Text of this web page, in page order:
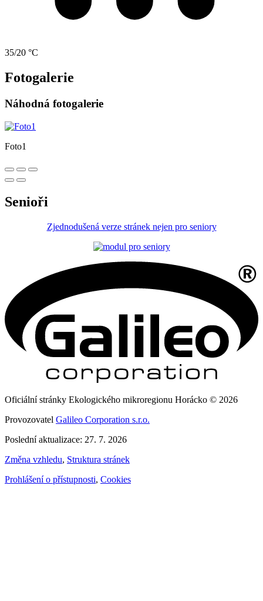
35/20 °C
Fotogalerie
Náhodná fotogalerie
Foto1
Senioři
Zjednodušená verze stránek nejen pro seniory
Oficiální stránky Ekologického mikroregionu Horácko © 2026
Provozovatel Galileo Corporation s.r.o.
Poslední aktualizace: 27. 7. 2026
Změna vzhledu, Struktura stránek
Prohlášení o přístupnosti, Cookies